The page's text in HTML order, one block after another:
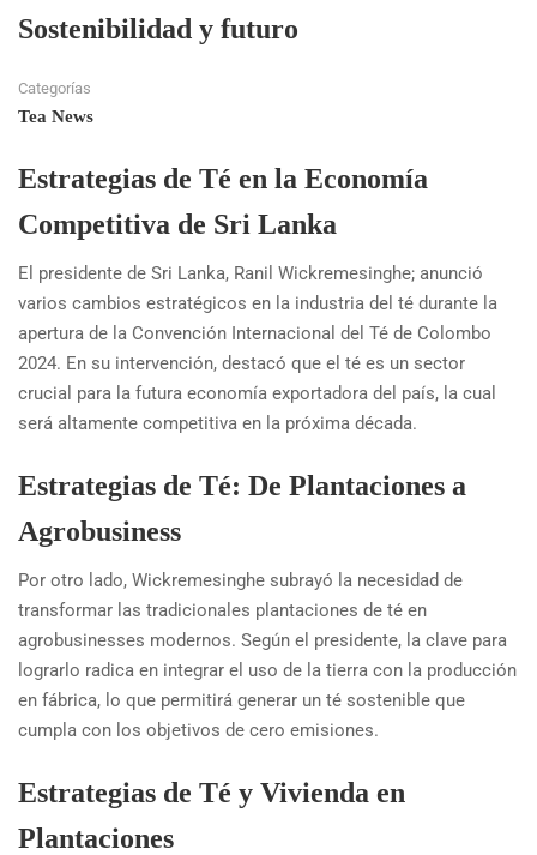
Sostenibilidad y futuro
Categorías
Tea News
Estrategias de Té en la Economía
Competitiva de Sri Lanka
El presidente de Sri Lanka, Ranil Wickremesinghe; anunció
varios cambios estratégicos en la industria del té durante la
apertura de la Convención Internacional del Té de Colombo
2024. En su intervención, destacó que el té es un sector
crucial para la futura economía exportadora del país, la cual
será altamente competitiva en la próxima década.
Estrategias de Té: De Plantaciones a
Agrobusiness
Por otro lado, Wickremesinghe subrayó la necesidad de
transformar las tradicionales plantaciones de té en
agrobusinesses modernos. Según el presidente, la clave para
lograrlo radica en integrar el uso de la tierra con la producción
en fábrica, lo que permitirá generar un té sostenible que
cumpla con los objetivos de cero emisiones.
Estrategias de Té y Vivienda en
Plantaciones